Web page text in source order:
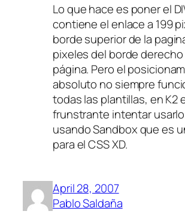
Lo que hace es poner el
contiene el enlace a 199
borde superior de la
pixeles del borde derecho
página. Pero el
absoluto no siempre
todas las plantillas, en K2
frunstrante intentar
usando Sandbox que es
para el CSS XD.
April 28, 2007
Pablo Saldaña